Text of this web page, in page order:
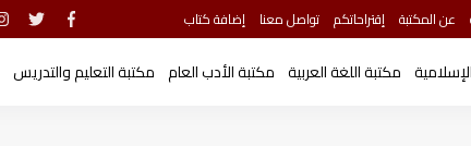
عن المكتبة إقتراحاتكم تواصل معنا إضافة كتاب
مكتبة اللغة العربية مكتبة الأدب العام مكتبة التعليم والتدريس